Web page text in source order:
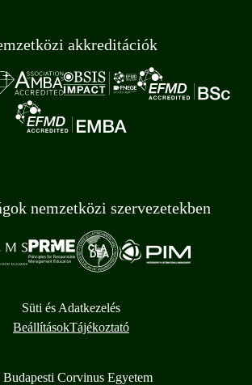
akkreditációk
nemzetközi szervezetekben
Süti és Adatkezelés
BeállításokTájékoztató
Corvinus Egyetem